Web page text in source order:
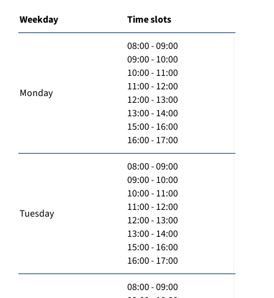
Weekday Time slots
Monday
08:00 - 09:00
09:00 - 10:00
10:00 - 11:00
11:00 - 12:00
12:00 - 13:00
13:00 - 14:00
15:00 - 16:00
16:00 - 17:00
Tuesday
08:00 - 09:00
09:00 - 10:00
10:00 - 11:00
11:00 - 12:00
12:00 - 13:00
13:00 - 14:00
15:00 - 16:00
16:00 - 17:00
08:00 - 09:00